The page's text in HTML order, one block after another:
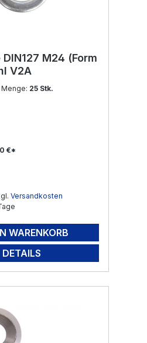
M24 (Form
V2A
| Menge: 25 Stk.
€*
Versandkosten
WARENKORB
DETAILS